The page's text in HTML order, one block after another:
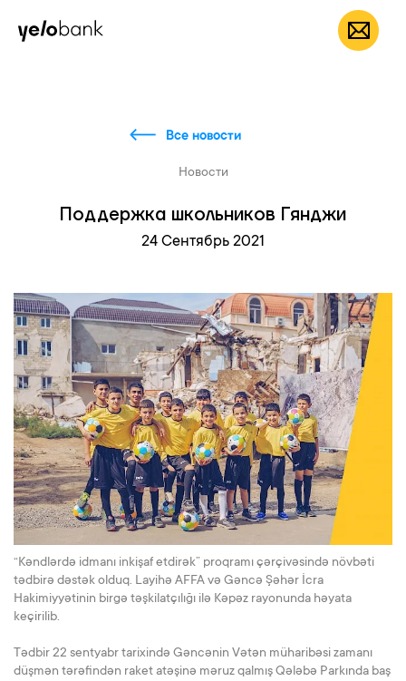
Частным лицам RU
Все новости
Новости
Поддержка школьников Гянджи
24 Сентябрь 2021
“Kəndlərdə idmanı inkişaf etdirək” proqramı çərçivəsində növbəti
tədbirə dəstək olduq. Layihə AFFA və Gəncə Şəhər İcra
Hakimiyyətinin birgə təşkilatçılığı ilə Kəpəz rayonunda həyata
keçirilib.
Tədbir 22 sentyabr tarixində Gəncənin Vətən müharibəsi zamanı
düşmən tərəfindən raket atəşinə məruz qalmış Qələbə Parkında baş